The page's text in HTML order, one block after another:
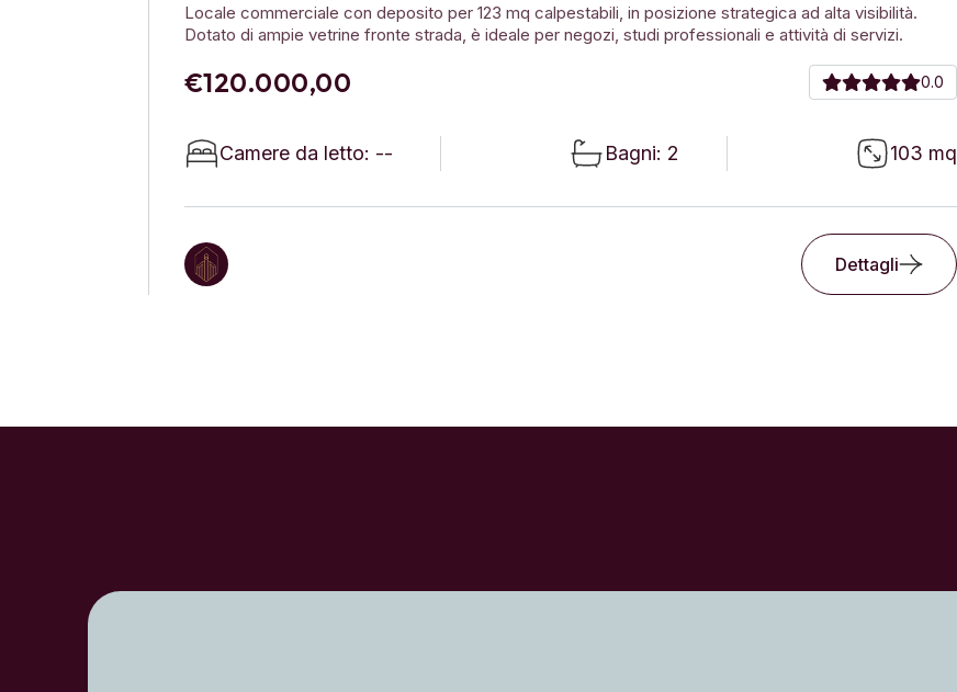
Locale commerciale con deposito per 123 mq calpestabili, in posizione strategica ad alta visibilità.
Dotato di ampie vetrine fronte strada, è ideale per negozi, studi professionali e attività di servizi.
€120.000,00 0.0
Camere da letto: -- Bagni: 2 103 mq
Dettagli